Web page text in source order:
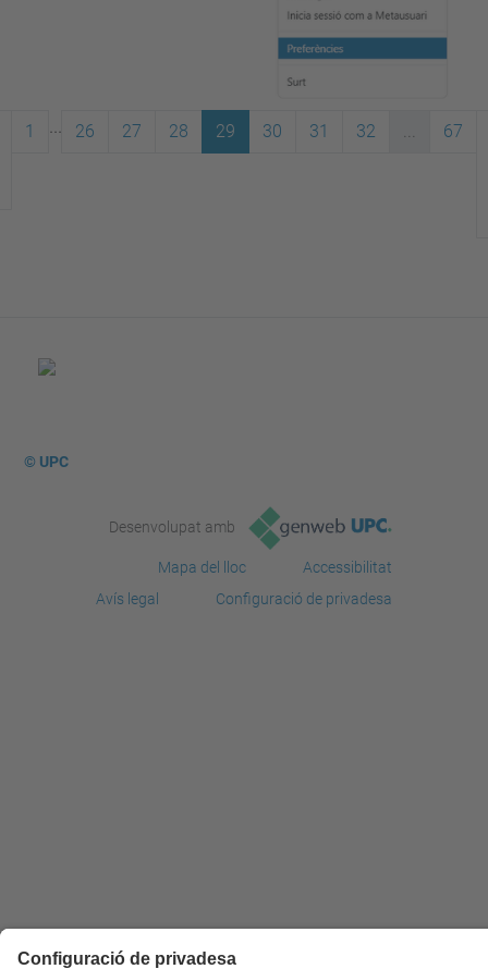
1 26 27 28 29 30 31 32 67
© UPC
Desenvolupat amb
Mapa del lloc
Accessibilitat
Avís legal
Configuració de privadesa